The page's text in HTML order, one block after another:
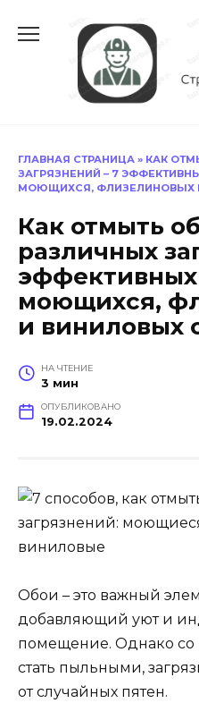
содержанию
ГЛАВНАЯ СТРАНИЦА » КАК
ЗАГРЯЗНЕНИЙ – 7
МОЮЩИХСЯ, ФЛИЗЕЛИНОВЫХ
Как отмыть
различных
эффективных
моющихся,
и виниловых
НА ЧТЕНИЕ
3 мин
ОПУБЛИКОВАНО
19.02.2024
Обои – это важный
добавляющий уют и
помещение. Однако со
стать пыльными,
от случайных пятен.